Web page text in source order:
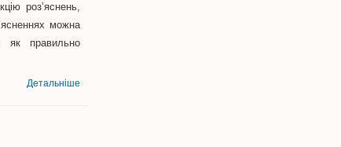
роз’яснень,
можна
як правильно
Детальніше